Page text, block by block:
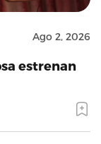
Ago 2, 2026
estrenan